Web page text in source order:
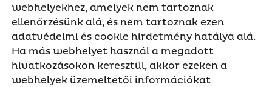
webhelyekhez, amelyek nem tartoznak
ellenőrzésünk alá, és nem tartoznak ezen
adatvédelmi és cookie hirdetmény hatálya alá.
Ha más webhelyet használ a megadott
hivatkozásokon keresztül, akkor ezeken a
webhelyek üzemeltetői információkat